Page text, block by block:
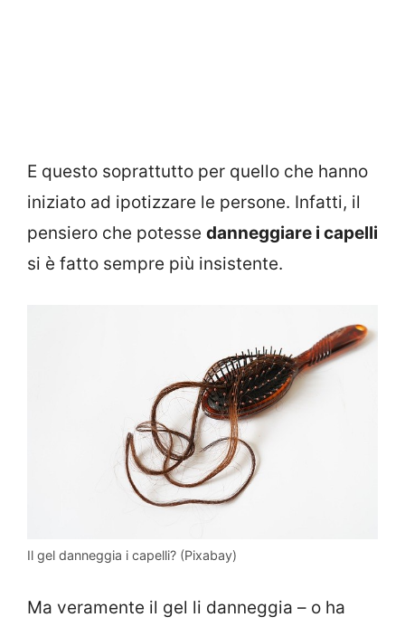
E questo soprattutto per quello che hanno
iniziato ad ipotizzare le persone. Infatti, il
pensiero che potesse danneggiare i capelli
si è fatto sempre più insistente.
Il gel danneggia i capelli? (Pixabay)
Ma veramente il gel li danneggia – o ha